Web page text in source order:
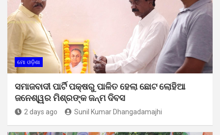
ମୋ ଓଡ଼ିଶା
ସମାଜବାଦୀ ପାର୍ଟି ପକ୍ଷରୁ ପାଳିତ ହେଲା ଛୋଟ ଲୋହିଆ
ଜନେଶ୍ୱର ମିଶ୍ରଙ୍କ ଜନ୍ମ ଦିବସ
2 days ago Sunil Kumar Dhangadamajhi